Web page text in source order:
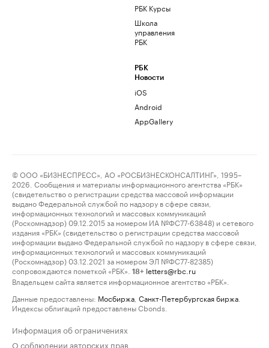
РБК Курсы
Школа
управления
РБК
РБК
Новости
iOS
Android
AppGallery
© ООО «БИЗНЕСПРЕСС», АО «РОСБИЗНЕСКОНСАЛТИНГ», 1995–
2026. Сообщения и материалы информационного агентства «РБК»
(свидетельство о регистрации средства массовой информации
выдано Федеральной службой по надзору в сфере связи,
информационных технологий и массовых коммуникаций
(Роскомнадзор) 09.12.2015 за номером ИА №ФС77-63848) и сетевого
издания «РБК» (свидетельство о регистрации средства массовой
информации выдано Федеральной службой по надзору в сфере связи,
информационных технологий и массовых коммуникаций
(Роскомнадзор) 03.12.2021 за номером ЭЛ №ФС77-82385)
сопровождаются пометкой «РБК».
18+ letters@rbc.ru
Владельцем сайта является информационное агентство «РБК».
Данные предоставлены: Мосбиржа Санкт-Петербургская биржа
Индексы облигаций предоставлены Cbonds.
Информация об ограничениях
О соблюдении авторских прав